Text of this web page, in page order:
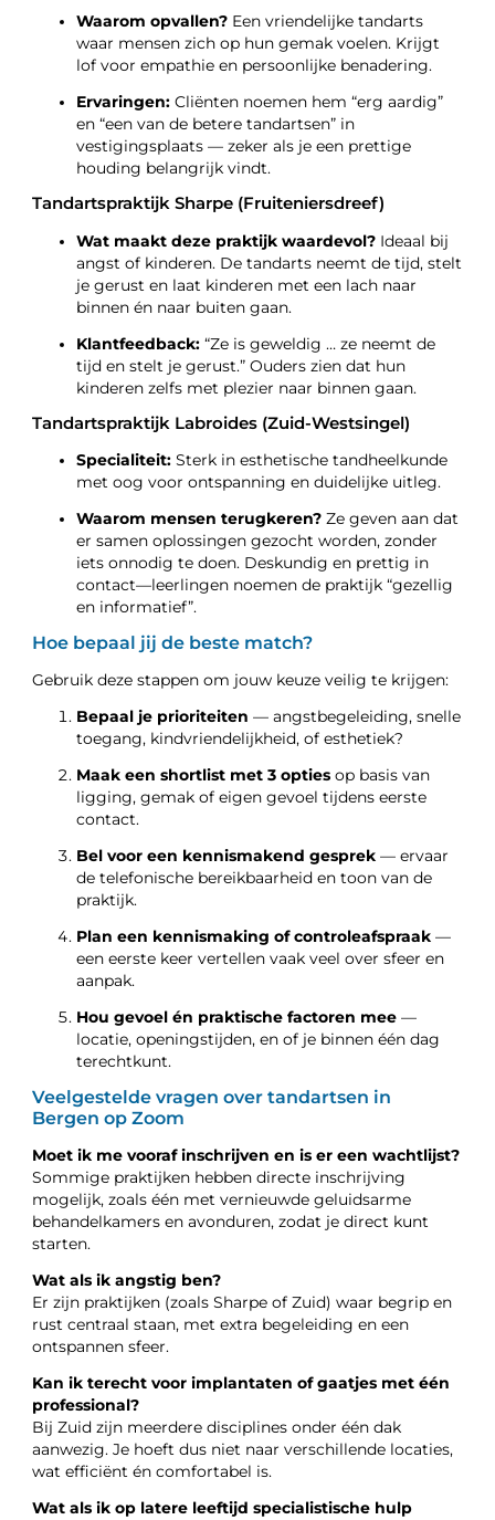
Waarom opvallen? Een vriendelijke tandarts
waar mensen zich op hun gemak voelen. Krijgt
lof voor empathie en persoonlijke benadering.
Ervaringen: Cliënten noemen hem “erg aardig”
en “een van de betere tandartsen” in
vestigingsplaats — zeker als je een prettige
houding belangrijk vindt.
Tandartspraktijk Sharpe (Fruiteniersdreef)
Wat maakt deze praktijk waardevol? Ideaal bij
angst of kinderen. De tandarts neemt de tijd, stelt
je gerust en laat kinderen met een lach naar
binnen én naar buiten gaan.
Klantfeedback: “Ze is geweldig … ze neemt de
tijd en stelt je gerust.” Ouders zien dat hun
kinderen zelfs met plezier naar binnen gaan.
Tandartspraktijk Labroides (Zuid-Westsingel)
Specialiteit: Sterk in esthetische tandheelkunde
met oog voor ontspanning en duidelijke uitleg.
Waarom mensen terugkeren? Ze geven aan dat
er samen oplossingen gezocht worden, zonder
iets onnodig te doen. Deskundig en prettig in
contact—leerlingen noemen de praktijk “gezellig
en informatief”.
Hoe bepaal jij de beste match?
Gebruik deze stappen om jouw keuze veilig te krijgen:
Bepaal je prioriteiten — angstbegeleiding, snelle
toegang, kindvriendelijkheid, of esthetiek?
Maak een shortlist met 3 opties op basis van
ligging, gemak of eigen gevoel tijdens eerste
contact.
Bel voor een kennismakend gesprek — ervaar
de telefonische bereikbaarheid en toon van de
praktijk.
Plan een kennismaking of controleafspraak —
een eerste keer vertellen vaak veel over sfeer en
aanpak.
Hou gevoel én praktische factoren mee —
locatie, openingstijden, en of je binnen één dag
terechtkunt.
Veelgestelde vragen over tandartsen in
Bergen op Zoom
Moet ik me vooraf inschrijven en is er een wachtlijst?
Sommige praktijken hebben directe inschrijving
mogelijk, zoals één met vernieuwde geluidsarme
behandelkamers en avonduren, zodat je direct kunt
starten.
Wat als ik angstig ben?
Er zijn praktijken (zoals Sharpe of Zuid) waar begrip en
rust centraal staan, met extra begeleiding en een
ontspannen sfeer.
Kan ik terecht voor implantaten of gaatjes met één
professional?
Bij Zuid zijn meerdere disciplines onder één dak
aanwezig. Je hoeft dus niet naar verschillende locaties,
wat efficiënt én comfortabel is.
Wat als ik op latere leeftijd specialistische hulp